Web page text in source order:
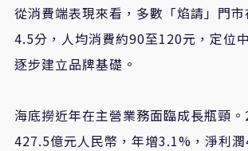
從消費端表現來看，多數「焰請」門
4.5分，人均消費約90至120元，定位
逐步建立品牌基礎。
海底撈近年在主營業務面臨成長瓶頸
427.5億元人民幣，年增3.1%，淨利